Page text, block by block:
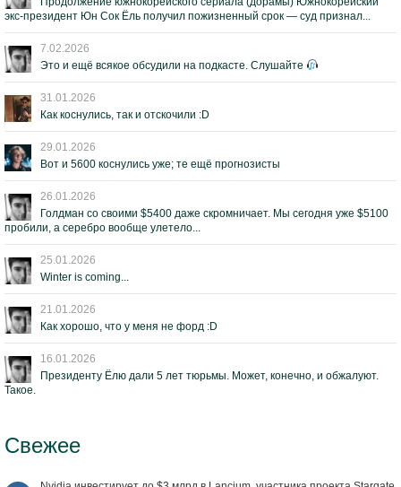
экс-президент Юн Сок Ёль получил пожизненный срок — суд признал...
7.02.2026
Это и ещё всякое обсудили на подкасте. Слушайте
31.01.2026
Как коснулись, так и отскочили :D
29.01.2026
Вот и 5600 коснулись уже; те ещё прогнозисты
26.01.2026
Голдман со своими $5400 даже скромничает. Мы сегодня уже $5100
пробили, а серебро вообще улетело...
25.01.2026
Winter is coming...
21.01.2026
Как хорошо, что у меня не форд :D
16.01.2026
Президенту Ёлю дали 5 лет тюрьмы. Может, конечно, и обжалуют.
Такое.
Свежее